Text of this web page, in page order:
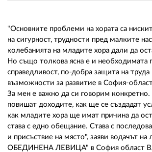
"Основните проблеми на хората са
на сигурност, трудности пред малките
колебанията на младите хора дали да
Но също толкова ясна е и необходимата
справедливост, по-добра защита на труда
възможности за развитие в София-
За мен е важно да си говорим конкретно.
повишат доходите, как ще се създадат
как младите хора ще имат причина да
става с едно обещание. Става с
и присъствие на място", заяви водачът
ОБЕДИНЕНА ЛЕВИЦА" в София област
КОНТАКТИ
РЕКЛАМА
АБОНАМЕНТ
УСЛОВИЯ ЗА
ПОЛИТИКА ЗА